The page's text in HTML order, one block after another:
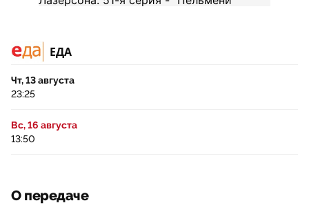
ЕДА
Чт, 13 августа
23:25
Вс, 16 августа
13:50
О передаче